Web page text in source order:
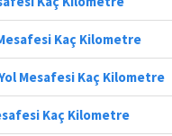
Kaç Kilometre
Mesafesi Kaç Kilometre
Kaç Kilometre